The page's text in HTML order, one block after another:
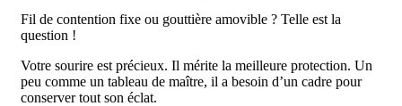
Fil de contention fixe ou gouttière amovible ? Telle est la
question !
Votre sourire est précieux. Il mérite la meilleure protection. Un
peu comme un tableau de maître, il a besoin d’un cadre pour
conserver tout son éclat.